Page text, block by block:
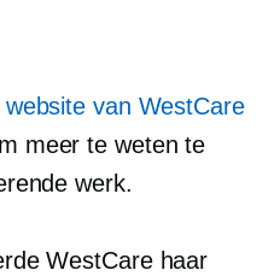
website van WestCare
meer te weten te
werk.
WestCare haar